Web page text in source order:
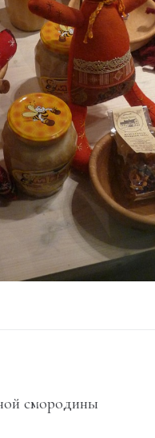
смородины